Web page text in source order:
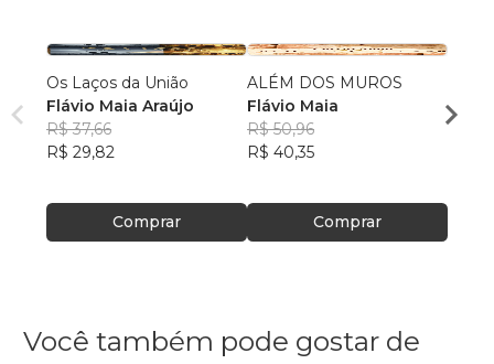
Os Laços da União
Flávio Maia Araújo
R$ 37,66
R$ 29,82
Comprar
ALÉM DOS MUROS
Flávio Maia
R$ 50,96
R$ 40,35
Comprar
Você também pode gostar de